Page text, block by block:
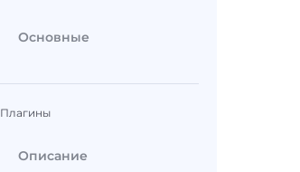
Основные
Плагины
Описание